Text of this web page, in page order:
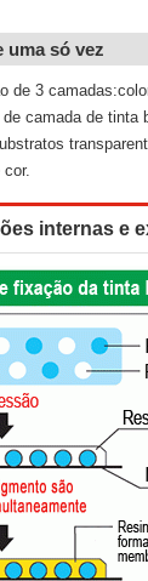
uma só vez
de 3
camada de tinta
internas e